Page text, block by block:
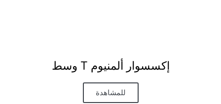
إكسسوار ألمنيوم T وسط
للمشاهدة